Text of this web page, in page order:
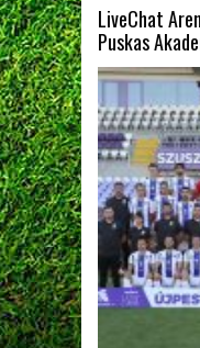
LiveChat
Puskas